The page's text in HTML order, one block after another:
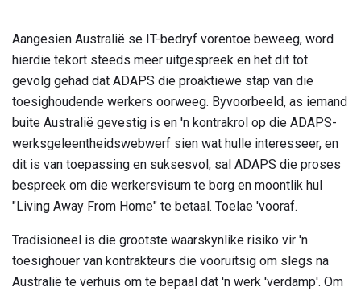
Aangesien Australië se IT-bedryf vorentoe beweeg, word
hierdie tekort steeds meer uitgespreek en het dit tot
gevolg gehad dat ADAPS die proaktiewe stap van die
toesighoudende werkers oorweeg. Byvoorbeeld, as iemand
buite Australië gevestig is en 'n kontrakrol op die ADAPS-
werksgeleentheidswebwerf sien wat hulle interesseer, en
dit is van toepassing en suksesvol, sal ADAPS die proses
bespreek om die werkersvisum te borg en moontlik hul
"Living Away From Home" te betaal. Toelae 'vooraf.
Tradisioneel is die grootste waarskynlike risiko vir 'n
toesighouer van kontrakteurs die vooruitsig om slegs na
Australië te verhuis om te bepaal dat 'n werk 'verdamp'. Om